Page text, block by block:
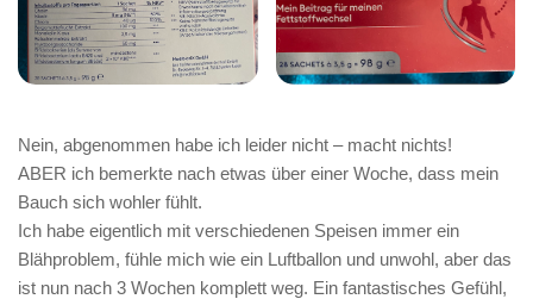
Nein, abgenommen habe ich leider nicht – macht nichts!
ABER ich bemerkte nach etwas über einer Woche, dass mein
Bauch sich wohler fühlt.
Ich habe eigentlich mit verschiedenen Speisen immer ein
Blähproblem, fühle mich wie ein Luftballon und unwohl, aber das
ist nun nach 3 Wochen komplett weg. Ein fantastisches Gefühl,